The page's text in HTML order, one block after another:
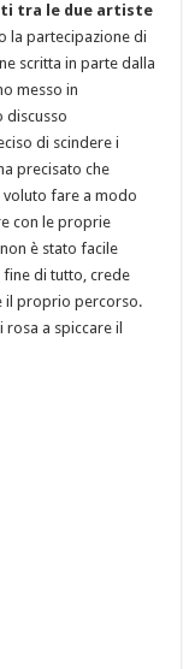
tra le due artiste
la partecipazione di
scritta in parte dalla
messo in
discusso
di scindere i
precisato che
voluto fare a modo
con le proprie
è stato facile
fine di tutto, crede
il proprio percorso.
a spiccare il